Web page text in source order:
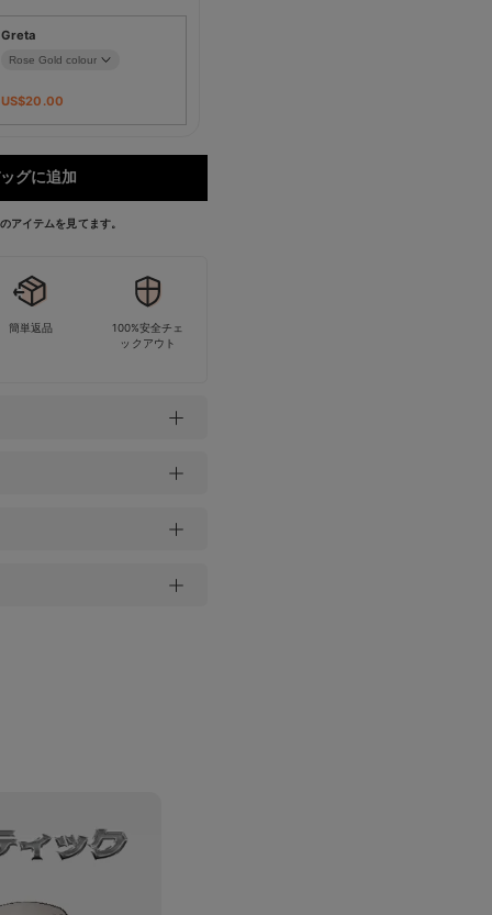
Greta
US$20.00
グに追加
アイテムを見てます。
簡単返品
100%安全チェ
ックアウト